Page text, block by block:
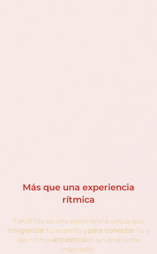
Más que una experiencia
rítmica
TaKeTiNa es una experiencia única que
tevigorizartu espíritu ypara conectartu a
los ritmosancestrosen un ambiente
inspirador.